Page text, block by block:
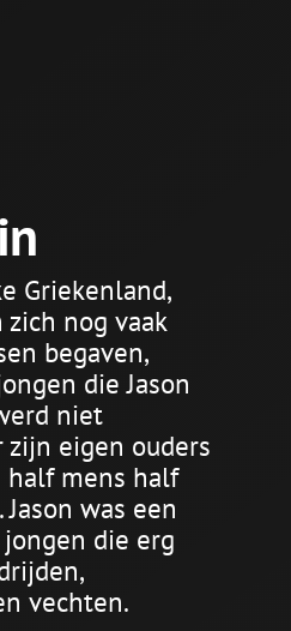
Griekenland,
nog vaak
begaven,
die Jason
niet
zijn eigen ouders
half mens half
was een
die erg
vechten.